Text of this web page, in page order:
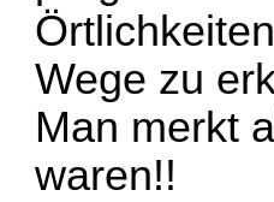
Wege zu
Man merkt
waren!!